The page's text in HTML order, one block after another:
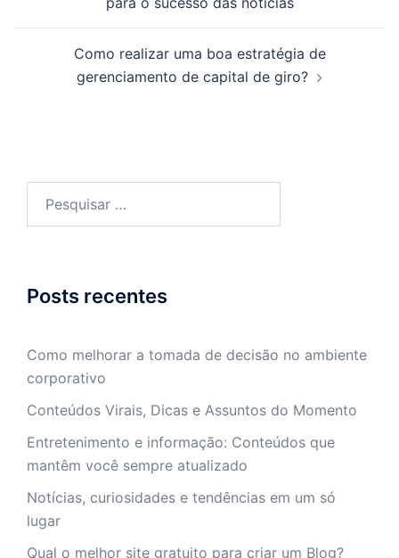
Como realizar uma boa estratégia de
gerenciamento de capital de giro?
Posts recentes
Como melhorar a tomada de decisão no ambiente
corporativo
Conteúdos Virais, Dicas e Assuntos do Momento
Entretenimento e informação: Conteúdos que
mantêm você sempre atualizado
Notícias, curiosidades e tendências em um só
lugar
Qual o melhor site gratuito para criar um Blog?